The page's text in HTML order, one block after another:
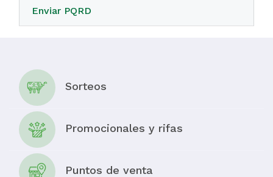
Enviar PQRD
Sorteos
Promocionales y rifas
Puntos de venta